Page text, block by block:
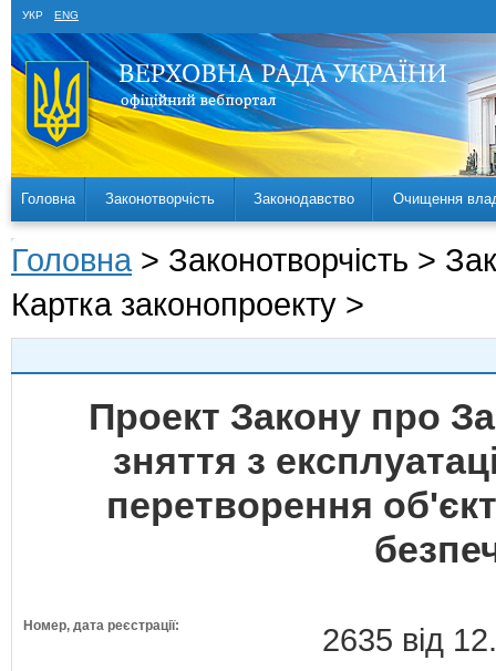
УКР ENG
Головна Законотворчість Законодавство Очищення
Головна > Законотворчість >
Картка законопроекту >
Проект Закону про
зняття з
перетворення
Номер, дата реєстрації: 2635 від